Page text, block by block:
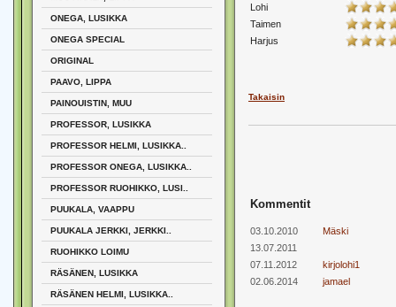
ONEGA, LUSIKKA
ONEGA SPECIAL
ORIGINAL
PAAVO, LIPPA
PAINOUISTIN, MUU
PROFESSOR, LUSIKKA
PROFESSOR HELMI, LUSIKKA..
PROFESSOR ONEGA, LUSIKKA..
PROFESSOR RUOHIKKO, LUSI..
PUUKALA, VAAPPU
PUUKALA JERKKI, JERKKI..
RUOHIKKO LOIMU
RÄSÄNEN, LUSIKKA
RÄSÄNEN HELMI, LUSIKKA..
Lohi
Taimen
Harjus
Takaisin
Kommentit
03.10.2010
Mäski
13.07.2011
07.11.2012
kirjolohi1
02.06.2014
jamael